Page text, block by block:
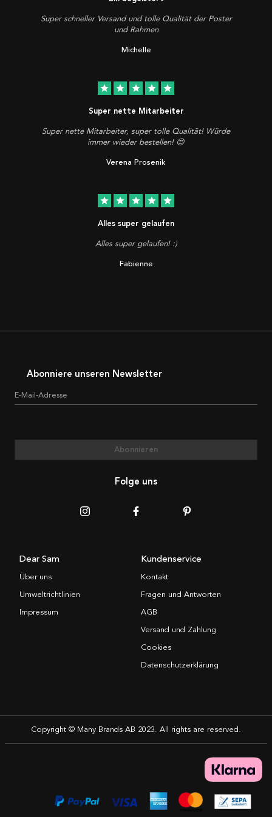
Super schneller Versand und tolle Qualität der Poster
und Rahmen
Michelle
star star star star star
Super nette Mitarbeiter
Super nette Mitarbeiter, super tolle Qualität! Würde
immer wieder bestellen! 😍
Verena Prosenik
star star star star star
Alles super gelaufen
Alles super gelaufen! :)
Fabienne
Abonniere unseren Newsletter
E-Mail-Adresse
Abonnieren
Folge uns
Dear Sam
Über uns
Umweltrichtlinien
Impressum
Kundenservice
Kontakt
Fragen und Antworten
AGB
Versand und Zahlung
Cookies
Datenschutzerklärung
Copyright © Many Brands AB 2023. All rights are reserved.